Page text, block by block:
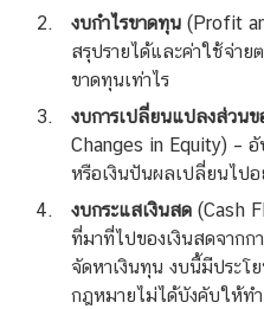
งบกำไรขาดทุน (Profit
สรุปรายได้และค่าใช้จ่า
ขาดทุนเท่าไร
งบการเปลี่ยนแปลงส่วนข
Changes in Equity) – อั
หรือเงินปันผลเปลี่ยนไปอ
งบกระแสเงินสด (Cash
ที่มาที่ไปของเงินสดจากก
จัดหาเงินทุน งบนี้มีประโ
กฎหมายไม่ได้บังคับให้ทำ